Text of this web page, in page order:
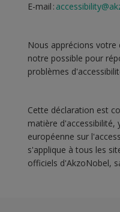
E-mail :
Nous apprécions
notre possible pour
problèmes
Cette déclaration est
matière d'accessibilité,
européenne sur
s'applique à tous les
officiels d'AkzoNobel,